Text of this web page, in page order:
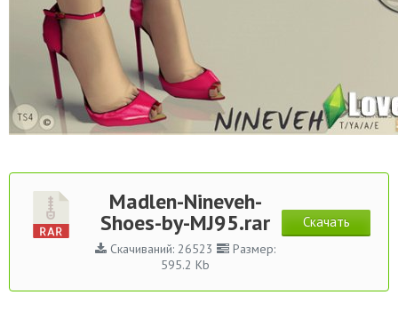
Madlen-Nineveh-
Shoes-by-MJ95.rar
Скачиваний: 26523
Размер:
595.2 Kb
Скачать